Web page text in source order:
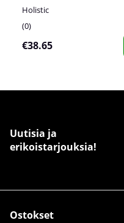
Holistic
0
€38.65
Uutisia ja
erikoistarjouksia!
Ostokset